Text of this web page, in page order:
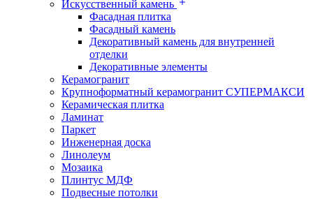
Искусственный камень
Фасадная плитка
Фасадный камень
Декоративный камень для внутренней
отделки
Декоративные элементы
Керамогранит
Крупноформатный керамогранит СУПЕРМАКСИ
Керамическая плитка
Ламинат
Паркет
Инженерная доска
Линолеум
Мозаика
Плинтус МДФ
Подвесные потолки